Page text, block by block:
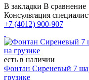
В закладки В сравнение
Консультация
+7 (4012) 900-907
есть в наличии
Фонтан Сиреневый 7
грузике